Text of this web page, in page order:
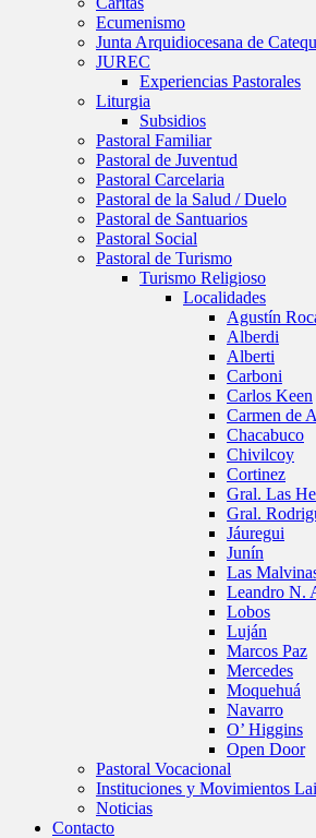
Ecumenismo
Junta Arquidiocesana de
JUREC
Experiencias Pastorales
Liturgia
Subsidios
Pastoral Familiar
Pastoral de Juventud
Pastoral Carcelaria
Pastoral de la Salud / Duelo
Pastoral de Santuarios
Pastoral Social
Pastoral de Turismo
Turismo Religioso
Localidades
Agustín
Alberdi
Alberti
Carboni
Carlos Keen
Carmen de
Chacabuco
Chivilcoy
Cortinez
Gral. Las
Gral.
Jáuregui
Junín
Las
Leandro N.
Lobos
Luján
Marcos Paz
Mercedes
Moquehuá
Navarro
O’ Higgins
Open Door
Pastoral Vocacional
Instituciones y Movimientos
Noticias
Contacto